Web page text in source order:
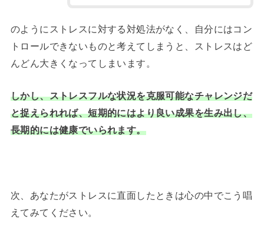
のようにストレスに対する対処法がなく、自分にはコン
トロールできないものと考えてしまうと、ストレスはど
んどん大きくなってしまいます。
しかし、ストレスフルな状況を克服可能なチャレンジだ
と捉えられれば、短期的にはより良い成果を生み出し、
長期的には健康でいられます。
次、あなたがストレスに直面したときは心の中でこう唱
えてみてください。